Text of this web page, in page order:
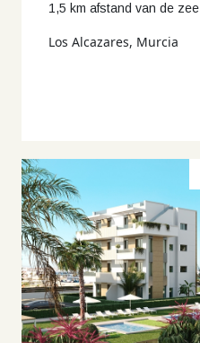
1,5 km afstand van de zee
Los Alcazares, Murcia